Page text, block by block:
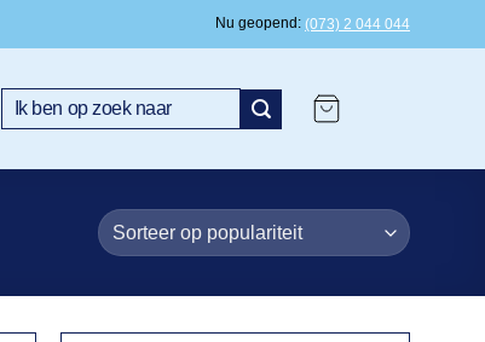
Nu geopend (073) 2 044 044
Zoeken